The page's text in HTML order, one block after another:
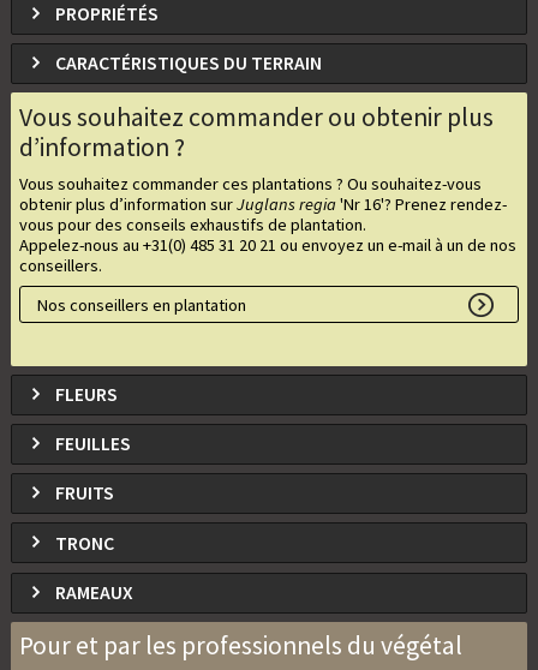
PROPRIÉTÉS
CARACTÉRISTIQUES DU TERRAIN
Vous souhaitez commander ou obtenir plus
d’information ?
Vous souhaitez commander ces plantations ? Ou souhaitez-vous
obtenir plus d’information surJuglans regia'Nr 16'? Prenez rendez-
vous pour des conseils exhaustifs de plantation.
Appelez-nous au +31(0) 485 31 20 21 ou envoyez un e-mail à un de nos
conseillers.
Nos conseillers en plantation
FLEURS
FEUILLES
FRUITS
TRONC
RAMEAUX
Pour et par les professionnels du végétal